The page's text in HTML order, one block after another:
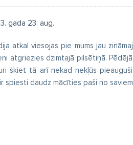
gada 23. aug.
atkal viesojas pie mums jau
atgriezies dzimtajā pilsētiņā.
šķiet tā arī nekad nekļūs
spiesti daudz mācīties paši no